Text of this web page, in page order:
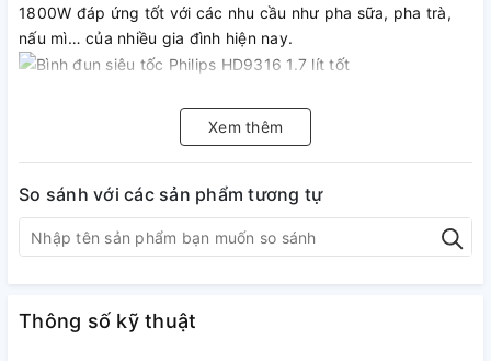
1800W đáp ứng tốt với các nhu cầu như pha sữa, pha trà,
nấu mì… của nhiều gia đình hiện nay.
Đế tiếp điện cao cấp
Bình đun Philips HD9316 công suất 1800W đun sôi nước cực
nhanh. Đế tiếp điện cao cấp cho khả năng truyền điện tốt,
đảm bảo tuổi thọ của bình.
Rót nước dễ dàng
Miệng bình đun rộng và có thiết kế nắp đậy dễ mở rất thuận
Xem thêm
So sánh với các sản phẩm tương tự
Thông số kỹ thuật